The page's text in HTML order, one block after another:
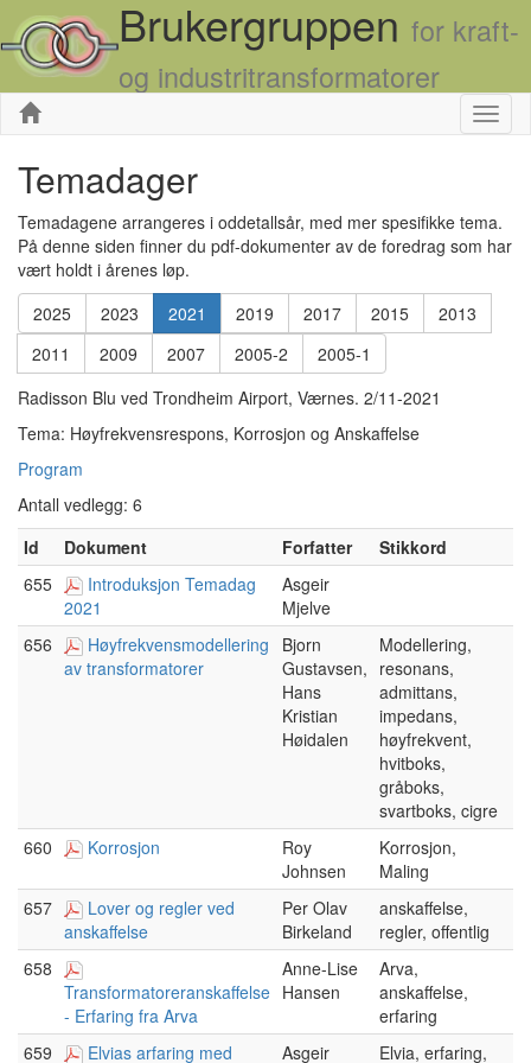
Brukergruppen for kraft-
og industritransformatorer
Skjul
Temadager
Temadagene arrangeres i oddetallsår, med mer spesifikke tema.
På denne siden finner du pdf-dokumenter av de foredrag som har
vært holdt i årenes løp.
2025
2023 2021 2019 2017 2015
2013
2011
2009 2007 2005-2
2005-1
Radisson Blu ved Trondheim Airport, Værnes. 2/11-2021
Tema: Høyfrekvensrespons, Korrosjon og Anskaffelse
Program
Antall vedlegg: 6
Id
Dokument Forfatter
Stikkord
655
Introduksjon Temadag
2021
Asgeir
Mjelve
656
Høyfrekvensmodellering
av transformatorer
Bjorn
Gustavsen,
Hans
Kristian
Høidalen
Modellering,
resonans,
admittans,
impedans,
høyfrekvent,
hvitboks,
gråboks,
svartboks, cigre
660
Korrosjon
Roy
Johnsen
Korrosjon,
Maling
657
Lover og regler ved
anskaffelse
Per Olav
Birkeland
anskaffelse,
regler, offentlig
658
Transformatoreranskaffelse
- Erfaring fra Arva
Anne-Lise
Hansen
Arva,
anskaffelse,
erfaring
659
Elvias arfaring med Asgeir Elvia, erfaring,